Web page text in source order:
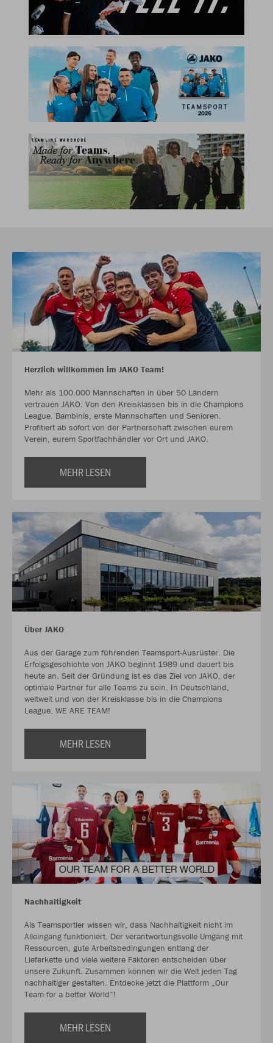
Herzlich willkommen im JAKO Team!
Mehr als 100.000 Mannschaften in über 50 Ländern
vertrauen JAKO. Von den Kreisklassen bis in die Champions
League. Bambinis, erste Mannschaften und Senioren.
Profitiert ab sofort von der Partnerschaft zwischen eurem
Verein, eurem Sportfachhändler vor Ort und JAKO.
MEHR LESEN
Über JAKO
Aus der Garage zum führenden Teamsport-Ausrüster. Die
Erfolgsgeschichte von JAKO beginnt 1989 und dauert bis
heute an. Seit der Gründung ist es das Ziel von JAKO, der
optimale Partner für alle Teams zu sein. In Deutschland,
weltweit und von der Kreisklasse bis in die Champions
League. WE ARE TEAM!
MEHR LESEN
Nachhaltigkeit
Als Teamsportler wissen wir, dass Nachhaltigkeit nicht im
Alleingang funktioniert. Der verantwortungsvolle Umgang mit
Ressourcen, gute Arbeitsbedingungen entlang der
Lieferkette und viele weitere Faktoren entscheiden über
unsere Zukunft. Zusammen können wir die Welt jeden Tag
nachhaltiger gestalten. Entdecke jetzt die Plattform „Our
Team for a better World“!
MEHR LESEN